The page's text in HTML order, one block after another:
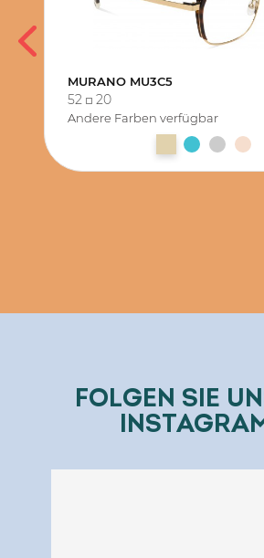
MURANO MU3C5
52 20
Andere Farben verfügbar
FOLGEN SIE